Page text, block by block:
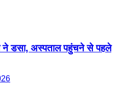
ने डसा, अस्पताल पहुंचने से पहले